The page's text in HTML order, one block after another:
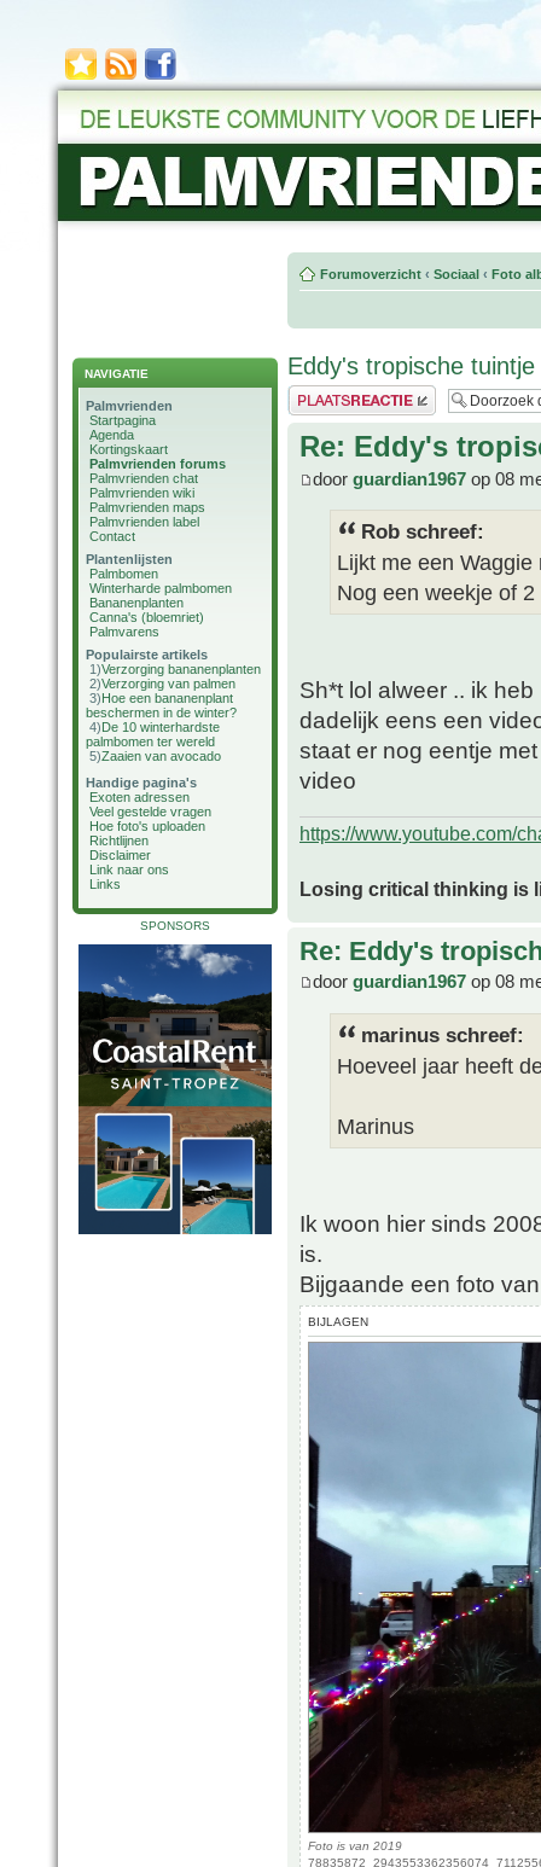
NAVIGATIE
Palmvrienden
Startpagina
Agenda
Kortingskaart
Palmvrienden forums
Palmvrienden chat
Palmvrienden wiki
Palmvrienden maps
Palmvrienden label
Contact
Plantenlijsten
Palmbomen
Winterharde palmbomen
Bananenplanten
Canna's (bloemriet)
Palmvarens
Populairste artikels
1)Verzorging bananenplanten
2)Verzorging van palmen
3)Hoe een bananenplant
beschermen in de winter?
4)De 10 winterhardste
palmbomen ter wereld
5)Zaaien van avocado
Handige pagina's
Exoten adressen
Veel gestelde vragen
Hoe foto's uploaden
Richtlijnen
Disclaimer
Link naar ons
Links
SPONSORS
Forumoverzicht ‹ Sociaal ‹ Foto
Eddy's tropische
Plaats een reactie
Re: Eddy's
door guardian1967 op 08
Rob schreef:
Lijkt me een Waggie
Nog een weekje of
Sh*t lol alweer .. ik
dadelijk eens een
staat er nog eentje
video
https://www.youtube.com/
Losing critical thinking is
Re: Eddy's
door guardian1967 op 08
marinus schreef:
Hoeveel jaar heeft
Marinus
Ik woon hier sinds
is.
Bijgaande een foto
BIJLAGEN
Foto is van 2019